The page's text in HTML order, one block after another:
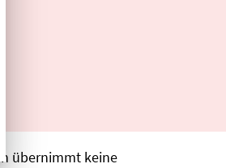
übernimmt keine